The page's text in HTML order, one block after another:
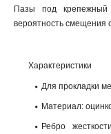
Пазы под крепежный
вероятность смещения
Характеристики
Для прокладки
Материал:
Ребро